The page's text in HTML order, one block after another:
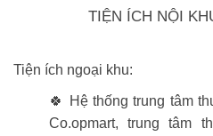
TIỆN ÍCH NỘI
Tiện ích ngoại khu:
🍀 Hệ thống trung tâm
Co.opmart, trung tâm